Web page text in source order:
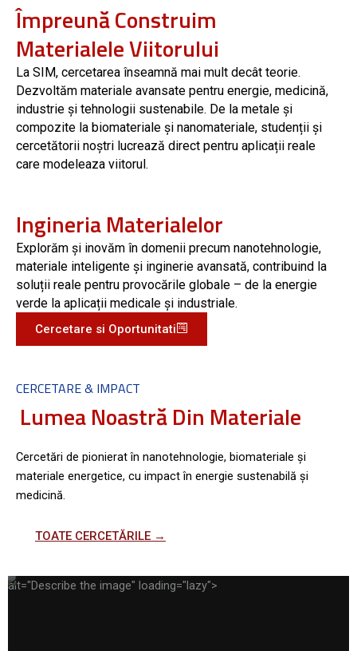
Împreună Construim
Materialele Viitorului
La SIM, cercetarea înseamnă mai mult decât teorie.
Dezvoltăm materiale avansate pentru energie, medicină,
industrie și tehnologii sustenabile. De la metale și
compozite la biomateriale și nanomateriale, studenții și
cercetătorii noștri lucrează direct pentru aplicații reale
care modeleaza viitorul.
Ingineria Materialelor
Explorăm și inovăm în domenii precum nanotehnologie,
materiale inteligente și inginerie avansată, contribuind la
soluții reale pentru provocările globale – de la energie
verde la aplicații medicale și industriale.
Cercetare si Oportunitati
CERCETARE & IMPACT
Lumea Noastră Din Materiale
Cercetări de pionierat în nanotehnologie, biomateriale și
materiale energetice, cu impact în energie sustenabilă și
medicină.
TOATE CERCETĂRILE →
alt="Describe the image" loading="lazy">